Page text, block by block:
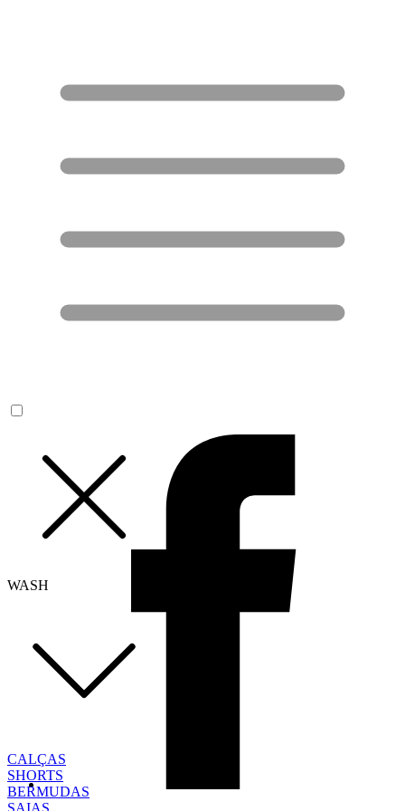
WASH
CALÇAS
SHORTS
BERMUDAS
SAIAS